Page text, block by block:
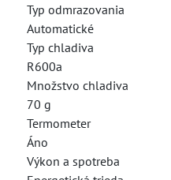
Typ odmrazovania
Automatické
Typ chladiva
R600a
Množstvo chladiva
70 g
Termometer
Áno
Výkon a spotreba